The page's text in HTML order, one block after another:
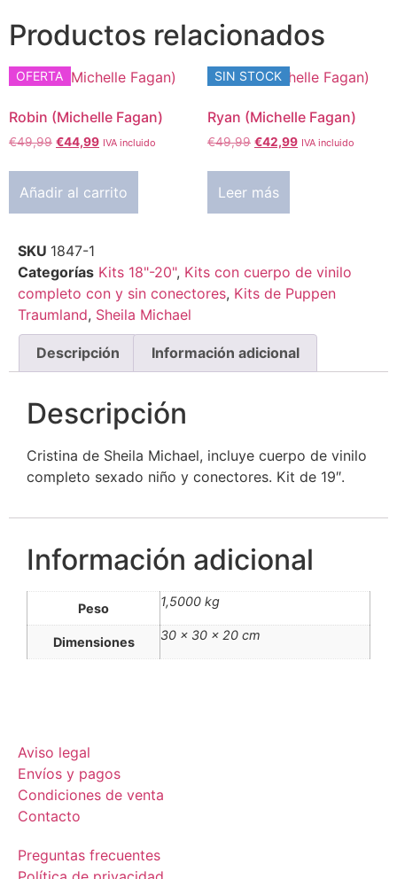
Productos relacionados
OFERTA
Robin (Michelle Fagan)
€49,99 €44,99 IVA incluido
Añadir al carrito
SIN STOCK
Ryan (Michelle Fagan)
€49,99 €42,99 IVA incluido
Leer más
SKU 1847-1
Categorías Kits 18"-20", Kits con cuerpo de vinilo
completo con y sin conectores, Kits de Puppen
Traumland, Sheila Michael
Descripción Información adicional
Descripción
Cristina de Sheila Michael, incluye cuerpo de vinilo
completo sexado niño y conectores. Kit de 19″.
Información adicional
Peso 1,5000 kg
Dimensiones 30 × 30 × 20 cm
Aviso legal
Envíos y pagos
Condiciones de venta
Contacto
Preguntas frecuentes